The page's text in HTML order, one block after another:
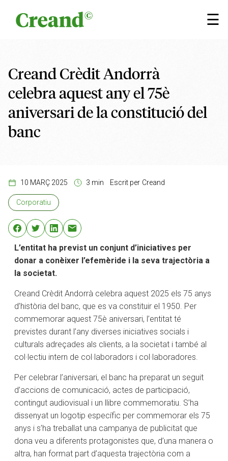
☰
×
Creand Crèdit Andorrà
celebra aquest any el 75è
aniversari de la constitució del
banc
10 MARÇ 2025 3 min Escrit per Creand
Corporatiu
L’entitat ha previst un conjunt d’iniciatives per
donar a conèixer l’efemèride i la seva trajectòria a
la societat.
Creand Crèdit Andorrà celebra aquest 2025 els 75 anys
d’història del banc, que es va constituir el 1950. Per
commemorar aquest 75è aniversari, l’entitat té
previstes durant l’any diverses iniciatives socials i
culturals adreçades als clients, a la societat i també al
col·lectiu intern de col·laboradors i col·laboradores.
Per celebrar l’aniversari, el banc ha preparat un seguit
d’accions de comunicació, actes de participació,
contingut audiovisual i un llibre commemoratiu. S’ha
dissenyat un logotip específic per commemorar els 75
anys i s’ha treballat una campanya de publicitat que
dona veu a diferents protagonistes que, d’una manera o
altra, han format part d’aquesta trajectòria com a